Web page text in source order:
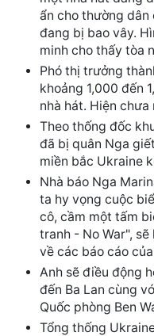
ẩn cho thường dân
đang bị bao vây.
minh cho thấy tòa
Phó thị trưởng
khoảng 1,000 đến
nhà hát. Hiện
Theo thống đốc
đã bị quân Nga
miền bắc Ukraine
Nhà báo Nga
ta hy vọng cuộc
cô, cầm một tấm
tranh - No War",
về các báo cáo
Anh sẽ điều động
đến Ba Lan cùng
Quốc phòng Ben
Tổng thống